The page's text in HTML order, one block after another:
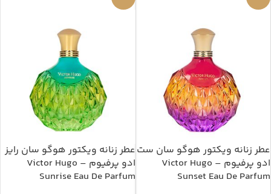
عطر زنانه ویکتور هوگو سان ست
ادو پرفیوم – Victor Hugo
Sunset Eau De Parfum
عطر زنانه ویکتور هوگو سان رایز
ادو پرفیوم – Victor Hugo
Sunrise Eau De Parfum